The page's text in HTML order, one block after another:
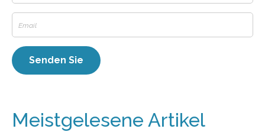
Meistgelesene Artikel